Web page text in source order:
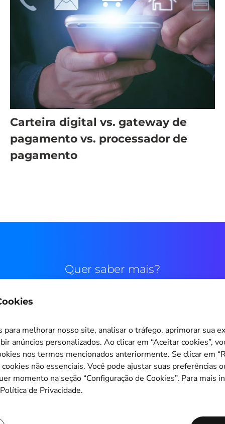
Carteira digital vs. gateway de
pagamento vs. processador de
pagamento
para melhorar nosso site, analisar o tráfego, aprimorar sua
anúncios personalizados. Ao clicar em “Aceitar cookies”,
nos termos mencionados anteriormente. Se clicar em
não essenciais. Você pode ajustar suas preferências
momento na seção “Configuração de Cookies”. Para mais
de Privacidade.
Quer saber mais?
Configuração de Cookies